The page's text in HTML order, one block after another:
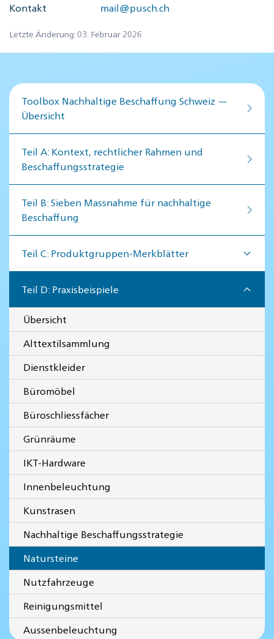
Kontakt mail@pusch.ch
Letzte Änderung: 03. Februar 2026
Toolbox Nachhaltige Beschaffung Schweiz —
Übersicht
Teil A: Kontext, rechtlicher Rahmen und
Beschaffungsstrategie
Teil B: Sieben Massnahme für nachhaltige
Beschaffung
Teil C: Produktgruppen-Merkblätter
Teil D: Praxisbeispiele
Übersicht
Alttextilsammlung
Dienstkleider
Büromöbel
Büroschliessfächer
Grünräume
IKT-Hardware
Innenbeleuchtung
Kunstrasen
Nachhaltige Beschaffungsstrategie
Natursteine
Nutzfahrzeuge
Reinigungsmittel
Aussenbeleuchtung